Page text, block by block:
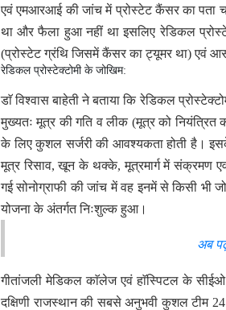
एवं एमआरआई की जांच में प्रोस्टेट कैंसर का पता
था और फैला हुआ नहीं था इसलिए रेडिकल
(प्रोस्टेट ग्रंथि जिसमें कैंसर का ट्यूमर था) एवं
रेडिकल प्रोस्टेक्टोमी के जोखिम:
डाॅ विश्वास बाहेती ने बताया कि रेडिकल
मुख्यतः मूत्र की गति व लीक (मूत्र को नियंत्रित
के लिए कुशल सर्जरी की आवश्यकता होती है।
मूत्र रिसाव, खून के थक्के, मूत्रमार्ग में संक्रमण
गई सोनोग्राफी की जांच में वह इनमें से किसी भी
योजना के अंतर्गत निःशुल्क हुआ।
अब
गीतांजली मेडिकल काॅलेज एवं हाॅस्पिटल के सीईओ
दक्षिणी राजस्थान की सबसे अनुभवी कुशल टीम